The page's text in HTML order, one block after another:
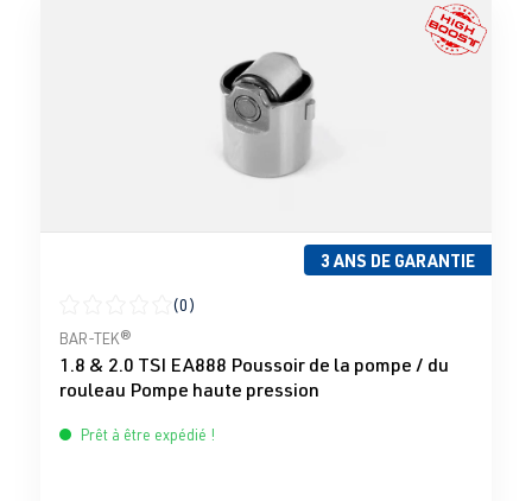
3 ANS DE GARANTIE
Note moyenne de 0 sur 5 étoiles
(0)
BAR-TEK®
1.8 & 2.0 TSI EA888 Poussoir de la pompe / du
rouleau Pompe haute pression
Prêt à être expédié !